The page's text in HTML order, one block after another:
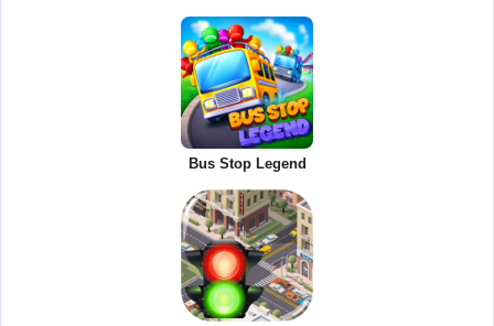
Bus Stop Legend